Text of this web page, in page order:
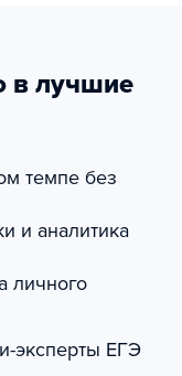
в лучшие
темпе без
и аналитика
личного
эксперты ЕГЭ